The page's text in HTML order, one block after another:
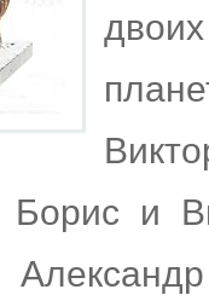
и